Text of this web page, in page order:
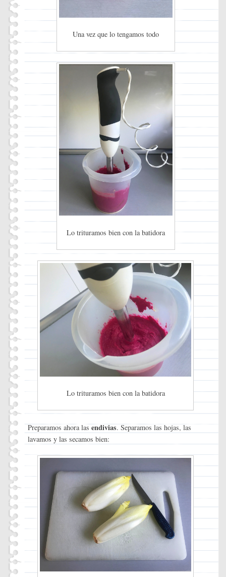
Una vez que lo tengamos todo
Lo trituramos bien con la batidora
Lo trituramos bien con la batidora
Preparamos ahora las endivias. Separamos las hojas, las
lavamos y las secamos bien: